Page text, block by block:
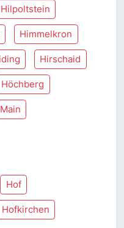
Hilpoltstein
Himmelkron
Hirschaid
Höchberg
Hof
Hofkirchen